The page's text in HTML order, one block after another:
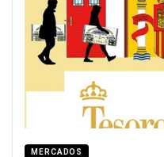
MERCADOS